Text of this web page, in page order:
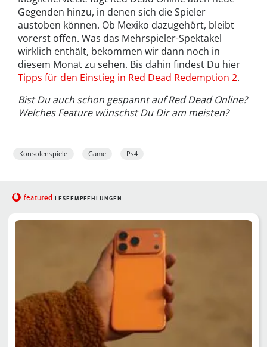
Gegenden hinzu, in denen sich die Spieler
austoben können. Ob Mexiko dazugehört, bleibt
vorerst offen. Was das Mehrspieler-Spektakel
wirklich enthält, bekommen wir dann noch in
diesem Monat zu sehen. Bis dahin findest Du hier
Tipps für den Einstieg in Red Dead Redemption 2.
Bist Du auch schon gespannt auf Red Dead Online?
Welches Feature wünschst Du Dir am meisten?
Konsolenspiele Game Ps4
featured LESEEMPFEHLUNGEN